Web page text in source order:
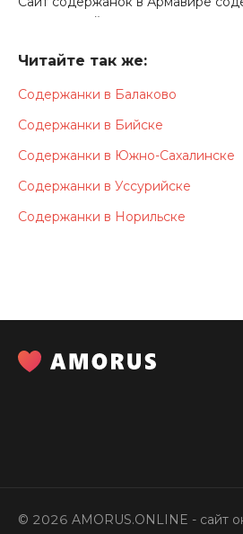
которые действительно
Читайте так же:
Содержанки в Балаково
Содержанки в Бийске
Содержанки в Южно-Сахалинске
Содержанки в Уссурийске
Содержанки в Норильске
© 2026 AMORUS.ONLINE - сайт